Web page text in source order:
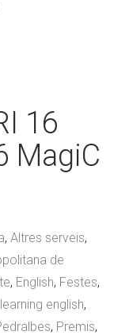
16
MagiC
, Altres serveis,
de
, English, Festes,
learning english,
, Premis,